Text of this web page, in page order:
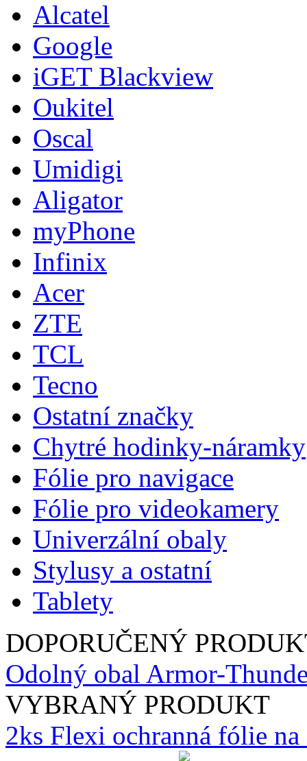
Alcatel
Google
iGET Blackview
Oukitel
Oscal
Umidigi
Aligator
myPhone
Infinix
Acer
ZTE
TCL
Tecno
Ostatní značky
Chytré hodinky-náramky
Fólie pro navigace
Fólie pro videokamery
Univerzální obaly
Stylusy a ostatní
Tablety
DOPORUČENÝ
Odolný obal Armor-
VYBRANÝ PRODUKT
2ks Flexi ochranná fólie